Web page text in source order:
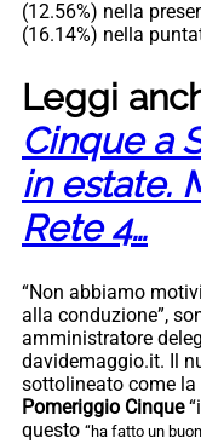
(12.56%) nella
(16.14%) nella
Leggi
Cinque a
in estate.
Rete 4…
“Non abbiamo
alla conduzione”,
amministratore
davidemaggio.it. Il
sottolineato come
Pomeriggio Cinque
questo “ha fatto un